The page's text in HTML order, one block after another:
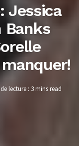
Jessica
Banks
lecture : 3 mins read